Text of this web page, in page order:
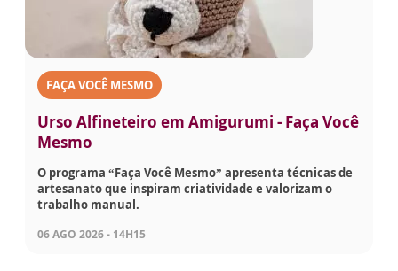
FAÇA VOCÊ MESMO
Urso Alfineteiro em Amigurumi - Faça Você
Mesmo
O programa “Faça Você Mesmo” apresenta técnicas de
artesanato que inspiram criatividade e valorizam o
trabalho manual.
06 AGO 2026 - 14H15